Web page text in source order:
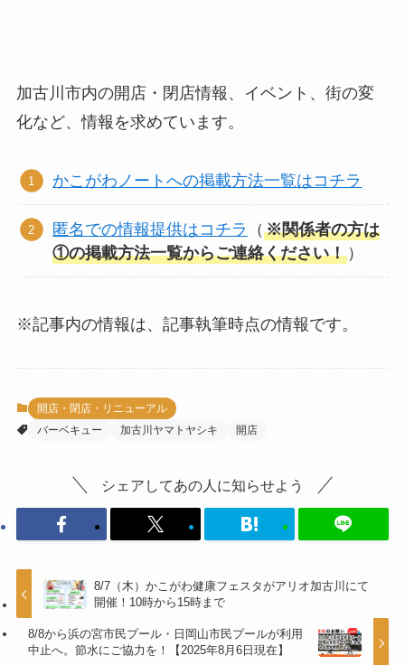
加古川市内の開店・閉店情報、イベント、街の変
化など、情報を求めています。
かこがわノートへの掲載方法一覧はコチラ
匿名での情報提供はコチラ （※関係者の方は
①の掲載方法一覧からご連絡ください！ ）
※記事内の情報は、記事執筆時点の情報です。
開店・閉店・リニューアル
バーベキュー
加古川ヤマトヤシキ 開店
シェアしてあの人に知らせよう
8/7（木）かこがわ健康フェスタがアリオ加古川にて
開催！10時から15時まで
8/8から浜の宮市民プール・日岡山市民プールが利用
中止へ。節水にご協力を！【2025年8月6日現在】